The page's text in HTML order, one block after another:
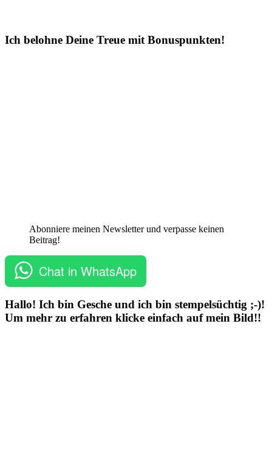
Ich belohne Deine Treue mit Bonuspunkten!
Abonniere meinen Newsletter und verpasse keinen
Beitrag!
Chat in WhatsApp
Hallo! Ich bin Gesche und ich bin stempelsüchtig ;-)!
Um mehr zu erfahren klicke einfach auf mein Bild!!